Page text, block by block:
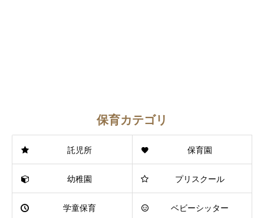
保育カテゴリ
託児所 保育園
幼稚園 プリスクール
学童保育 ベビーシッター